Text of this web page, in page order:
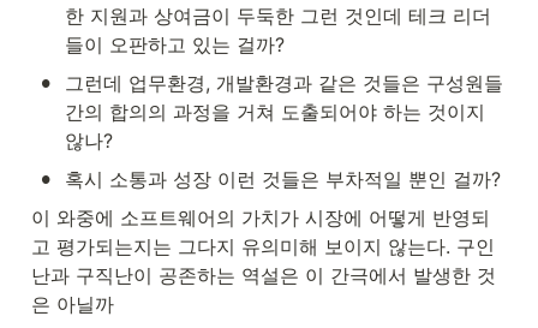
한 지원과 상여금이 두둑한 그런 것인데 테크 리더
들이 오판하고 있는 걸까?
•
그런데 업무환경, 개발환경과 같은 것들은 구성원들
간의 합의의 과정을 거쳐 도출되어야 하는 것이지
않나?
•
혹시 소통과 성장 이런 것들은 부차적일 뿐인 걸까?
이 와중에 소프트웨어의 가치가 시장에 어떻게 반영되
고 평가되는지는 그다지 유의미해 보이지 않는다. 구인
난과 구직난이 공존하는 역설은 이 간극에서 발생한 것
은 아닐까